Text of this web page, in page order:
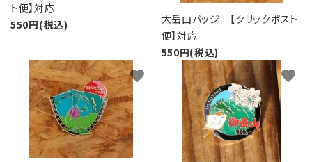
ト便】対応
550円(税込)
大岳山バッジ 【クリックポスト
便】対応
550円(税込)
favorite favorite